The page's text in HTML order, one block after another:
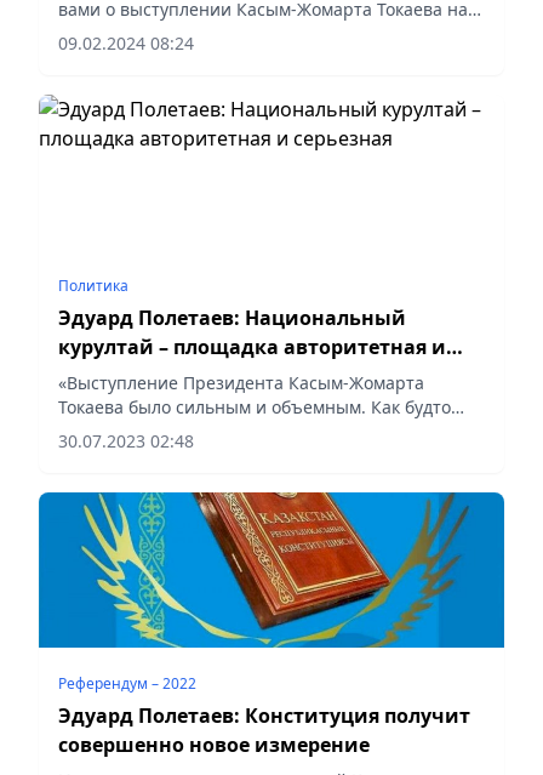
вами о выступлении Касым-Жомарта Токаева на
расширенном заседании Правительства. Оно
было достаточно объемным и в принципе
09.02.2024 08:24
Политика
Эдуард Полетаев: Национальный
курултай – площадка авторитетная и
серьезная
«Выступление Президента Касым-Жомарта
Токаева было сильным и объемным. Как будто
Послание народу Казахстана. В целом это
показатель того, что Национальный курултай
30.07.2023 02:48
Референдум – 2022
Эдуард Полетаев: Конституция получит
совершенно новое измерение